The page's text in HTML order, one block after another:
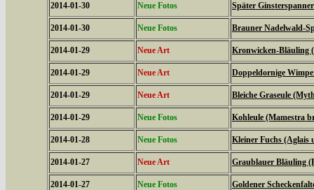
2014-01-30 Neue Fotos Später
2014-01-30 Neue Fotos Brauner Nadelwald-
2014-01-29 Neue Art Kronwicken-Bläuling
2014-01-29 Neue Art Doppeldornige
2014-01-29 Neue Art Bleiche Graseule
2014-01-29 Neue Fotos Kohleule (Mamestra
2014-01-28 Neue Fotos Kleiner Fuchs (Aglais
2014-01-27 Neue Art Graublauer Bläuling
2014-01-27 Neue Fotos Goldener